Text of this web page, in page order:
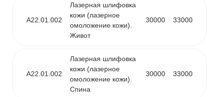
A22.01.002
Лазерная шлифовка
кожи (лазерное
омоложение кожи).
Живот
30000 33000
A22.01.002
Лазерная шлифовка
кожи (лазерное
омоложение кожи).
Спина
30000 33000